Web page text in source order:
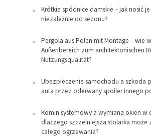
Krótkie spódnice damskie – jak nosić
niezależnie od sezonu?
Pergola aus Polen mit Montage – wie
Außenbereich zum architektonischen
Nutzungsqualität?
Ubezpieczenie samochodu a szkoda
auta przez oderwany spoiler innego
Komin systemowy a wymiana okien w
dlaczego szczelniejsza stolarka może
całego ogrzewania?